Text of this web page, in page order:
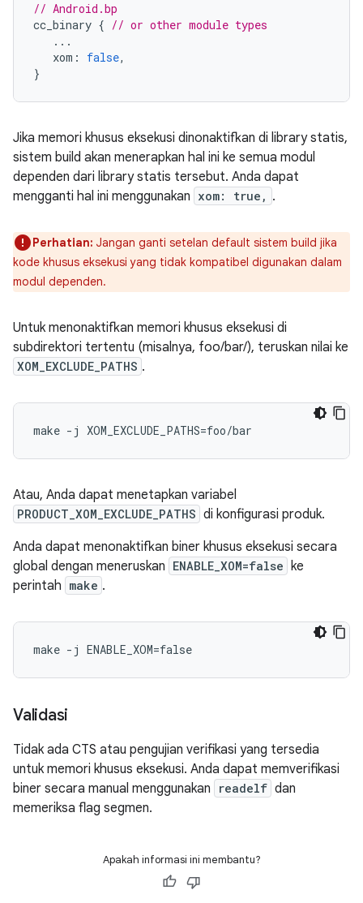
// Android.bp
cc_binary { // or other module types
...
xom : false,
}
Jika memori khusus eksekusi dinonaktifkan di library statis,
sistem build akan menerapkan hal ini ke semua modul
dependen dari library statis tersebut. Anda dapat
mengganti hal ini menggunakan xom: true, .
Perhatian: Jangan ganti setelan default sistem build jika
kode khusus eksekusi yang tidak kompatibel digunakan dalam
modul dependen.
Untuk menonaktifkan memori khusus eksekusi di
subdirektori tertentu (misalnya, foo/bar/), teruskan nilai ke
XOM_EXCLUDE_PATHS .
make -j XOM_EXCLUDE_PATHS=foo/bar
Atau, Anda dapat menetapkan variabel
PRODUCT_XOM_EXCLUDE_PATHS di konfigurasi produk.
Anda dapat menonaktifkan biner khusus eksekusi secara
global dengan meneruskan ENABLE_XOM=false ke
perintah make .
make -j ENABLE_XOM=false
Validasi
Tidak ada CTS atau pengujian verifikasi yang tersedia
untuk memori khusus eksekusi. Anda dapat memverifikasi
biner secara manual menggunakan
readelf dan
memeriksa flag segmen.
Apakah informasi ini membantu?